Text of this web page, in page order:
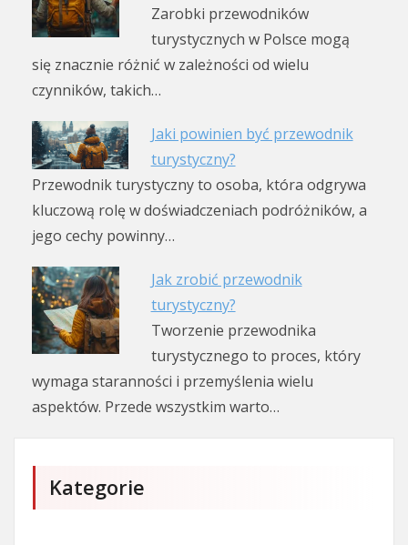
Zarobki przewodników
turystycznych w Polsce mogą
się znacznie różnić w zależności od wielu
czynników, takich…
Jaki powinien być przewodnik
turystyczny?
Przewodnik turystyczny to osoba, która odgrywa
kluczową rolę w doświadczeniach podróżników, a
jego cechy powinny…
Jak zrobić przewodnik
turystyczny?
Tworzenie przewodnika
turystycznego to proces, który
wymaga staranności i przemyślenia wielu
aspektów. Przede wszystkim warto…
Kategorie